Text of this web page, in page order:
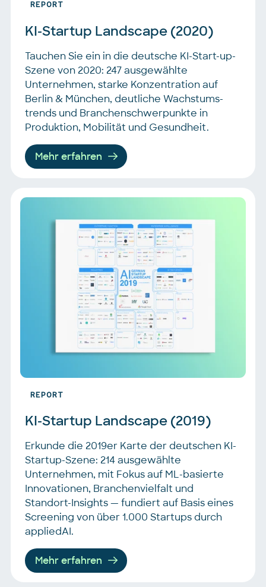
REPORT
KI-Startup Landscape (2020)
Tauchen Sie ein in die deutsche KI-Start-up-
Szene von 2020: 247 ausgewählte
Unternehmen, starke Konzentration auf
Berlin & München, deutliche Wachstums­
trends und Branchenschwerpunkte in
Produktion, Mobilität und Gesundheit.
Mehr erfahren
REPORT
KI-Startup Landscape (2019)
Erkunde die 2019er Karte der deutschen KI-
Startup-Szene: 214 ausgewählte
Unternehmen, mit Fokus auf ML-basierte
Innovationen, Branchenvielfalt und
Standort-Insights — fundiert auf Basis eines
Screening von über 1.000 Startups durch
appliedAI.
Mehr erfahren